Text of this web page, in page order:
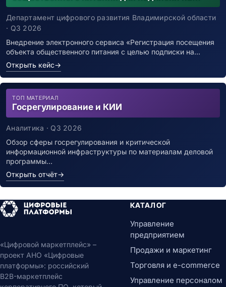
уведомления о возможном контакте с
заболевшим новой коронавирусной
инфекцией
Департамент цифрового развития Владимирской области
· Q3 2026
Внедрение электронного сервиса «Регистрация посещения
объекта общественного питания с целью подписки на…
Открыть кейс→
ТОП МАТЕРИАЛ
Госрегулирование и КИИ
Аналитика · Q3 2026
Обзор сферы госрегулирования и критической
информационной инфраструктуры по материалам деловой
программы…
Открыть отчёт→
«Цифровой маркетплейс» –
проект АНО «Цифровые
платформы»: российский
B2B-маркетплейс
КАТАЛОГ
Управление
предприятием
Продажи и маркетинг
Торговля и e-commerce
Управление персоналом